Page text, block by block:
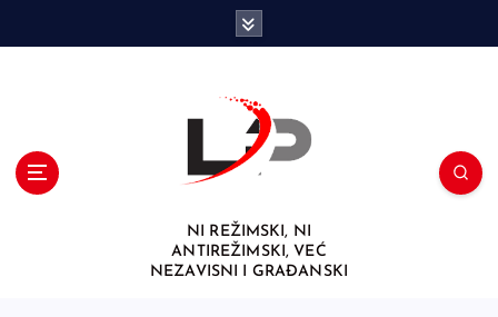
NI REŽIMSKI, NI
ANTIREŽIMSKI, VEĆ
NEZAVISNI I GRAĐANSKI